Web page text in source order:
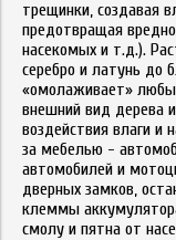
трещинки, создавая
предотвращая
насекомых и т.д.).
серебро и латунь до
«омолаживает»
внешний вид дерева
воздействия влаги и
за мебелью -
автомобилей и
дверных замков,
клеммы
смолу и пятна от